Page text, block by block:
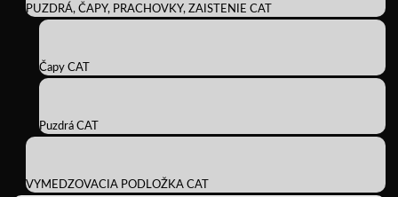
PUZDRÁ, ČAPY, PRACHOVKY, ZAISTENIE CAT
Čapy CAT
Puzdrá CAT
VYMEDZOVACIA PODLOŽKA CAT